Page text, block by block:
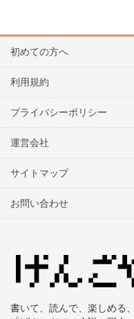
初めての方へ
利用規約
プライバシーポリシー
運営会社
サイトマップ
お問い合わせ
書いて、読んで、楽しめる